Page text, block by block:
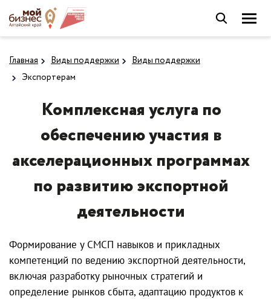
Главная Виды поддержки
Виды поддержки
Экспортерам
Комплексная услуга по
обеспечению участия в
акселерационных программах
по развитию экспортной
деятельности
Формирование у СМСП навыков и прикладных
компетенций по ведению экспортной деятельности,
включая разработку рыночных стратегий и
определение рынков сбыта, адаптацию продуктов к